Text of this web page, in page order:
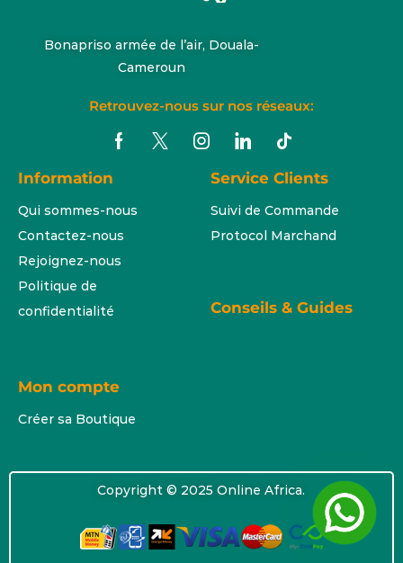
Bonapriso armée de l’air, Douala-
Cameroun
Retrouvez-nous sur nos réseaux:
Information
Qui sommes-nous
Contactez-nous
Rejoignez-nous
Politique de
confidentialité
Service Clients
Suivi de Commande
Protocol Marchand
Conseils & Guides
Mon compte
Créer sa Boutique
Copyright © 2025 Online Africa.